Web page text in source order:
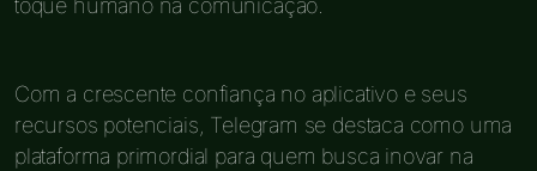
toque humano na comunicação.
Com a crescente confiança no aplicativo e seus
recursos potenciais, Telegram se destaca como uma
plataforma primordial para quem busca inovar na